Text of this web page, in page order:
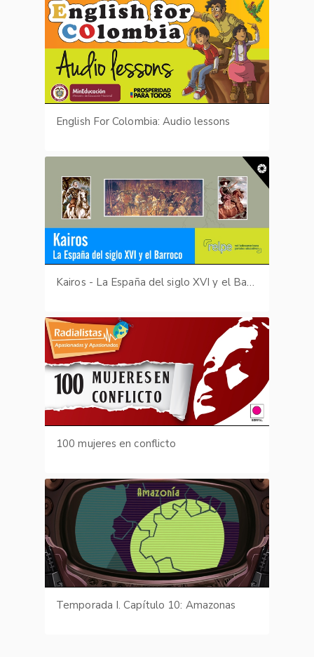
English For Colombia: Audio lessons
Kairos - La España del siglo XVI y el Barroco
100 mujeres en conflicto
Temporada I. Capítulo 10: Amazonas